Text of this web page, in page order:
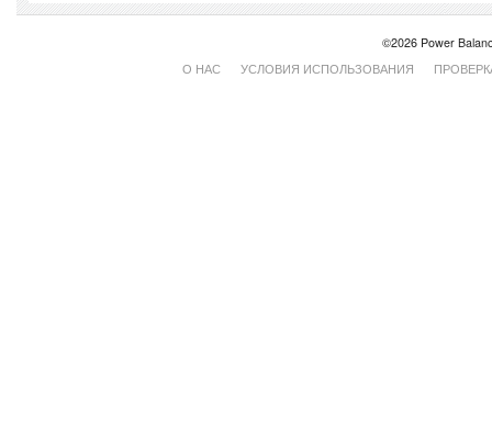
©2026 Power
О НАС
УСЛОВИЯ ИСПОЛЬЗОВАНИЯ